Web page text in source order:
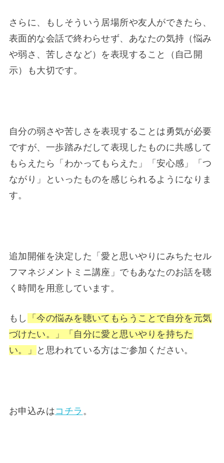
さらに、もしそういう居場所や友人ができたら、
表面的な会話で終わらせず、あなたの気持（悩み
や弱さ、苦しさなど）を表現すること（自己開
示）も大切です。
自分の弱さや苦しさを表現することは勇気が必要
ですが、一歩踏みだして表現したものに共感して
もらえたら「わかってもらえた」「安心感」「つ
ながり」といったものを感じられるようになりま
す。
追加開催を決定した「愛と思いやりにみちたセル
フマネジメントミニ講座」でもあなたのお話を聴
く時間を用意しています。
もし
「今の悩みを聴いてもらうことで自分を元気
づけたい。」「自分に愛と思いやりを持ちた
い。」
と思われている方はご参加ください。
お申込みはコチラ 。